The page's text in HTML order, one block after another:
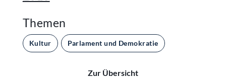
Themen
Kultur Parlament und Demokratie
Zur Übersicht